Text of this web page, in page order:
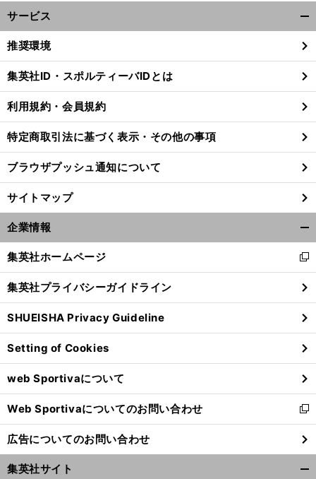
サービス
閉
る
推奨環境
集英社ID・スポルティーバIDとは
利用規約・会員規約
特定商取引法に基づく表示・その他の事項
ブラウザプッシュ通知について
サイトマップ
企業情報
閉
る
集英社ホームページ
新
し
い
ウ
ィ
ン
ド
ウ
で
開
く
集英社プライバシーガイドライン
SHUEISHA Privacy Guideline
Setting of Cookies
web Sportivaについて
Web Sportivaについてのお問い合わせ
新
し
い
ウ
ィ
広告についてのお問い合わせ
集英社サイト